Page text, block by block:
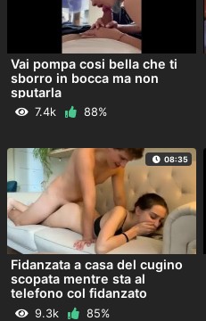
Vai pompa cosi bella che ti
sborro in bocca ma non
sputarla
7.4k 88%
08:35
Fidanzata a casa del cugino
scopata mentre sta al
telefono col fidanzato
9.3k 85%